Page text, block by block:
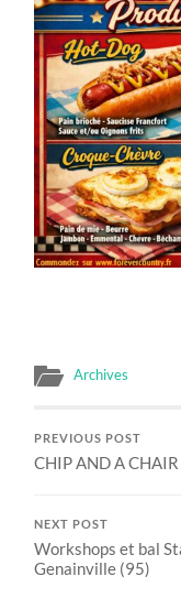
Archives
PREVIOUS POST
CHIP AND A CHAIR
NEXT POST
Workshops et bal
Genainville (95)